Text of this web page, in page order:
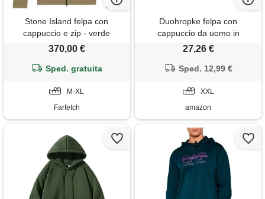
Stone Island felpa con
cappuccio e zip - verde
370,00 €
Sped. gratuita
M-XL
Farfetch
Duohropke felpa con
cappuccio da uomo in
peluche con effetto muscolare
soffice, maglione sherpa,
divertente maglione invernale
invernale
27,26 €
Sped. 12,99 €
XXL
amazon